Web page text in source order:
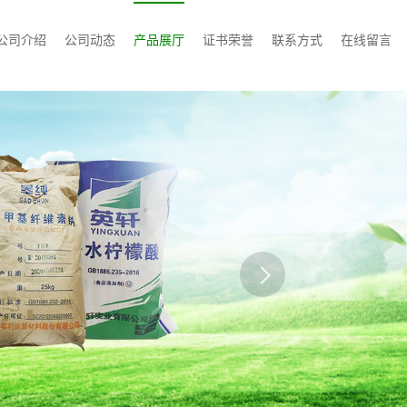
司介绍 公司动态 产品展厅 证书荣誉 联系方式 在线留言